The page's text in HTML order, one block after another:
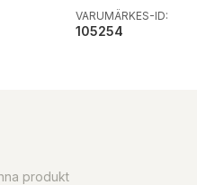
VARUMÄRKES-ID:
105254
produkt